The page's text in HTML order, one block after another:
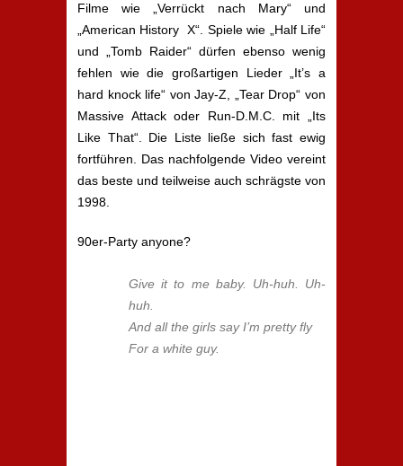
Filme wie „Verrückt nach Mary“ und
„American History X“. Spiele wie „Half Life“
und „Tomb Raider“ dürfen ebenso wenig
fehlen wie die großartigen Lieder „It’s a
hard knock life“ von Jay-Z, „Tear Drop“ von
Massive Attack oder Run-D.M.C. mit „Its
Like That“. Die Liste ließe sich fast ewig
fortführen. Das nachfolgende Video vereint
das beste und teilweise auch schrägste von
1998.
90er-Party anyone?
Give it to me baby. Uh-huh. Uh-
huh.
And all the girls say I’m pretty fly
For a white guy.